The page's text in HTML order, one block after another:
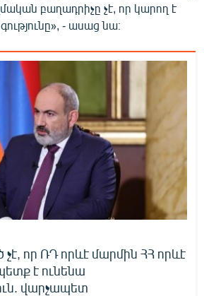
բաղադրիչը չէ, որ կարող է
- ասաց նա։
որ ՌԴ որևէ մարմին ՀՀ որևէ
է ունենա
վարչապետ